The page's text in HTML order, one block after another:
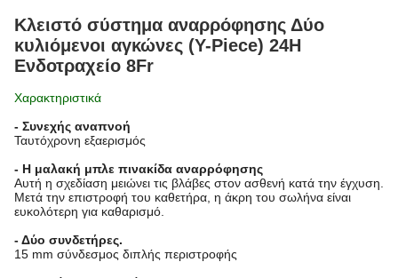
Κλειστό σύστημα αναρρόφησης Δύο
κυλιόμενοι αγκώνες (Y-Piece) 24H
Ενδοτραχείο 8Fr
Χαρακτηριστικά
- Συνεχής αναπνοή
Ταυτόχρονη εξαερισμός
- Η μαλακή μπλε πινακίδα αναρρόφησης
Αυτή η σχεδίαση μειώνει τις βλάβες στον ασθενή κατά την έγχυση.
Μετά την επιστροφή του καθετήρα, η άκρη του σωλήνα είναι
ευκολότερη για καθαρισμό.
- Δύο συνδετήρες.
15 mm σύνδεσμος διπλής περιστροφής